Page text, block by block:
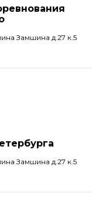
Замшина д.27 к.5
Замшина д.27 к.5